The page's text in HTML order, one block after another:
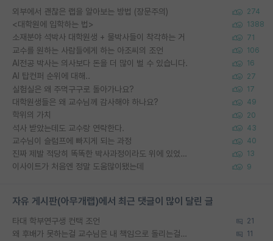
외부에서 괜찮은 랩을 알아보는 방법 (장문주의) 274
<대학원에 입학하는 법> 1388
소재분야 석박사 대학원생 + 물박사들이 착각하는 거 71
교수를 원하는 사람들에게 하는 아조씨의 조언 106
AI전공 박사는 의사보다 돈을 더 많이 벌 수 있습니다. 16
AI 탑컨퍼 순위에 대해.. 27
실험실은 왜 주먹구구로 돌아가나요? 17
대학원생들은 왜 교수님께 감사해야 하나요? 49
학위의 가치 20
석사 받았는데도 교수랑 연락한다. 43
교수님이 슬럼프에 빠지게 되는 과정 40
진짜 제발 적당히 똑똑한 박사과정이라도 위에 있었으면.. 13
이사이트가 처음엔 정말 도움많이됐는데 9
자유 게시판(아무개랩)에서 최근 댓글이 많이 달린 글
타대 학부연구생 컨택 조언 21
왜 후배가 못하는걸 교수님은 내 책임으로 돌리는걸까요? 11